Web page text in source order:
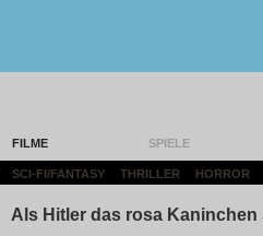
FILME SPIELE
SCI-FI/FANTASY THRILLER HORROR
Als Hitler das rosa Kaninchen